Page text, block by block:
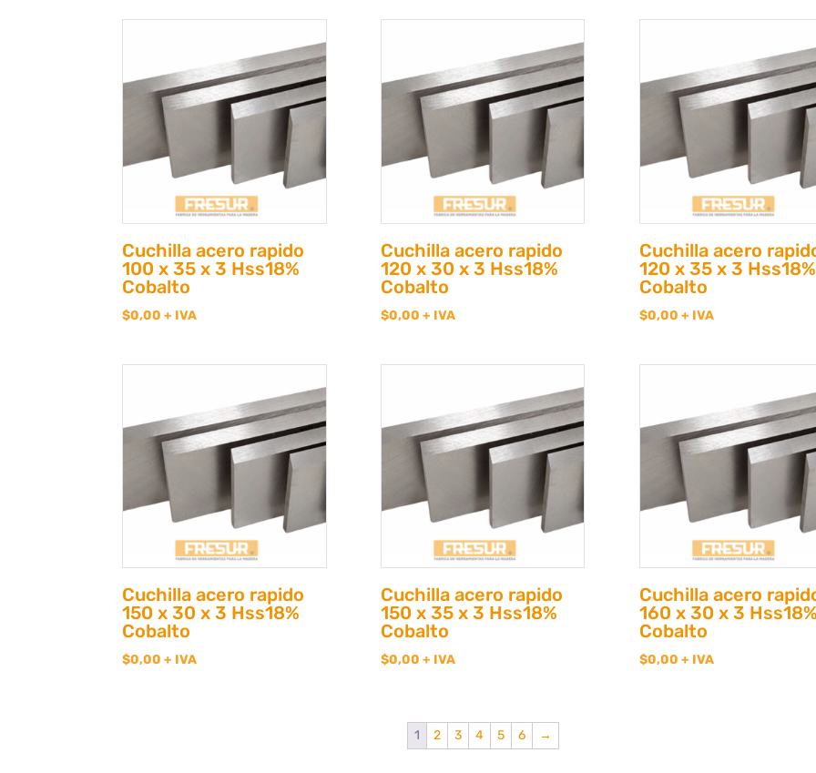
Cuchilla acero rapido
100 x 35 x 3 Hss18%
Cobalto
$0,00 + IVA
Cuchilla acero rapido
120 x 30 x 3 Hss18%
Cobalto
$0,00 + IVA
Cuchilla acero
120 x 35 x 3 Hss18%
Cobalto
$0,00 + IVA
Cuchilla acero rapido
150 x 30 x 3 Hss18%
Cobalto
$0,00 + IVA
Cuchilla acero rapido
150 x 35 x 3 Hss18%
Cobalto
$0,00 + IVA
Cuchilla acero
160 x 30 x 3
Cobalto
$0,00 + IVA
1 2 3 4 5 6 →